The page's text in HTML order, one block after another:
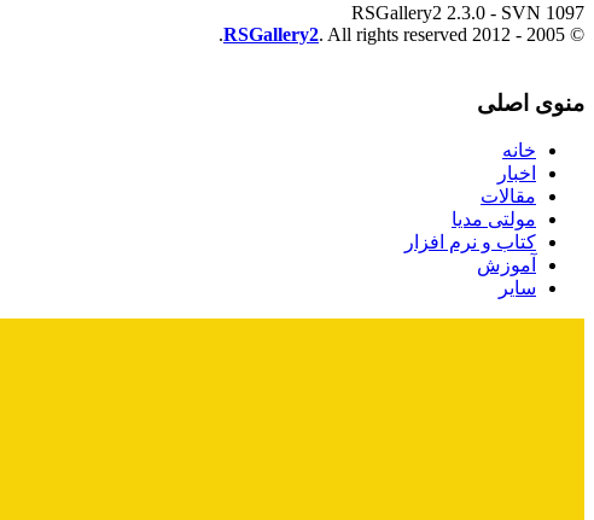
RSGallery2 2.3.0 - SVN 1097
© 2005 - 2012
RSGallery2. All rights reserved.
منوی اصلی
خانه
اخبار
مقالات
مولتی مدیا
کتاب و نرم افزار
آموزش
سایر